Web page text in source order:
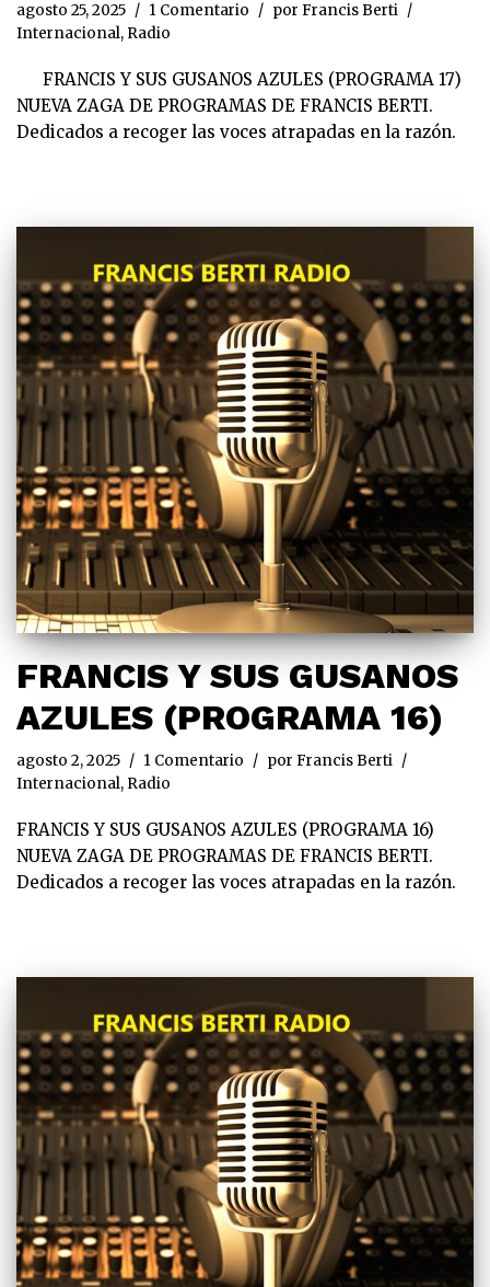
agosto 25, 2025 1 Comentario por Francis Berti
Internacional, Radio
FRANCIS Y SUS GUSANOS AZULES (PROGRAMA 17)
NUEVA ZAGA DE PROGRAMAS DE FRANCIS BERTI.
Dedicados a recoger las voces atrapadas en la razón.
FRANCIS Y SUS GUSANOS
AZULES (PROGRAMA 16)
agosto 2, 2025 1 Comentario por Francis Berti
Internacional, Radio
FRANCIS Y SUS GUSANOS AZULES (PROGRAMA 16)
NUEVA ZAGA DE PROGRAMAS DE FRANCIS BERTI.
Dedicados a recoger las voces atrapadas en la razón.